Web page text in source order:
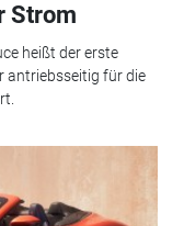
Strom
heißt der erste
antriebsseitig für die